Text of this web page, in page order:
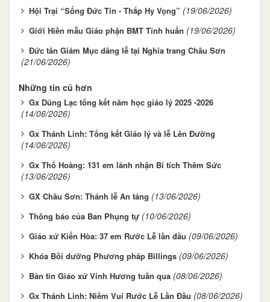
Hội Trại “Sống Đức Tin - Thắp Hy Vọng” (19/06/2026)
Giới Hiền mẫu Giáo phận BMT Tĩnh huấn (19/06/2026)
Đức tân Giám Mục dâng lễ tại Nghĩa trang Châu Sơn
(21/06/2026)
Những tin cũ hơn
Gx Dũng Lạc tổng kết năm học giáo lý 2025 -2026
(14/06/2026)
Gx Thánh Linh: Tổng kết Giáo lý và lễ Lên Đường
(14/06/2026)
Gx Thổ Hoàng: 131 em lãnh nhận Bí tích Thêm Sức
(13/06/2026)
GX Châu Sơn: Thánh lễ An táng (13/06/2026)
Thông báo của Ban Phụng tự (10/06/2026)
Giáo xứ Kiến Hòa: 37 em Rước Lễ lần đầu (09/06/2026)
Khóa Bồi dưỡng Phương pháp Billings (09/06/2026)
Bản tin Giáo xứ Vinh Hương tuần qua (08/06/2026)
Gx Thánh Linh: Niềm Vui Rước Lễ Lần Đầu (08/06/2026)